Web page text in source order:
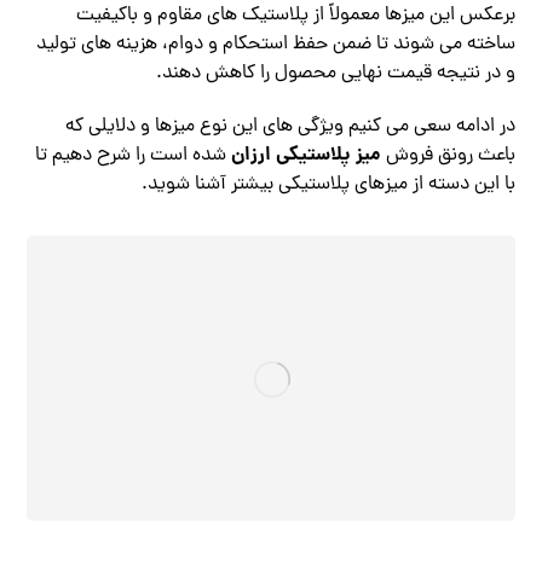
برعکس این میزها معمولاً از پلاستیک های مقاوم و باکیفیت
ساخته می شوند تا ضمن حفظ استحکام و دوام، هزینه های تولید
و در نتیجه قیمت نهایی محصول را کاهش دهند.
در ادامه سعی می کنیم ویژگی های این نوع میزها و دلایلی که
باعث رونق فروش میز پلاستیکی ارزانشده است را شرح دهیم تا
با این دسته از میزهای پلاستیکی بیشتر آشنا شوید.